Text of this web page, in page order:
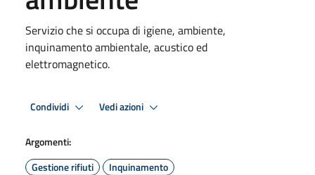
Servizio che si occupa di igiene, ambiente,
inquinamento ambientale, acustico ed
elettromagnetico.
Condividi Vedi azioni
Argomenti:
Gestione rifiuti
Inquinamento